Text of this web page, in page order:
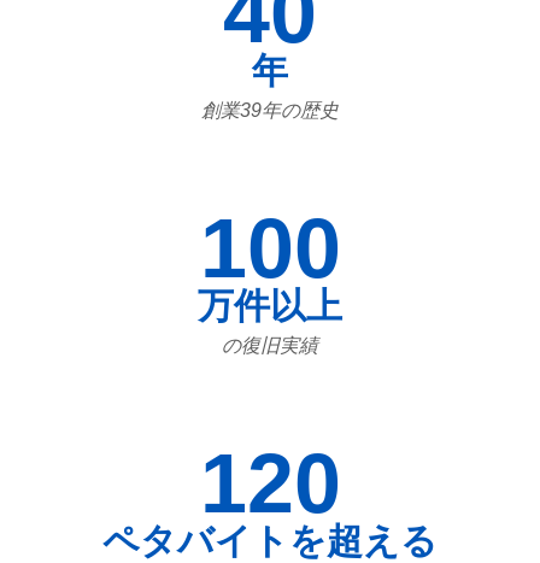
年
創業39年の歴史
100
万件以上
の復旧実績
120
ペタバイトを超える